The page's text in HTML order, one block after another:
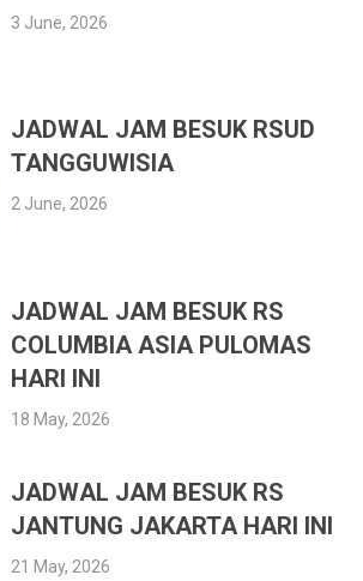
3 June, 2026
JADWAL JAM BESUK RSUD
TANGGUWISIA
2 June, 2026
JADWAL JAM BESUK RS
COLUMBIA ASIA PULOMAS
HARI INI
18 May, 2026
JADWAL JAM BESUK RS
JANTUNG JAKARTA HARI INI
21 May, 2026